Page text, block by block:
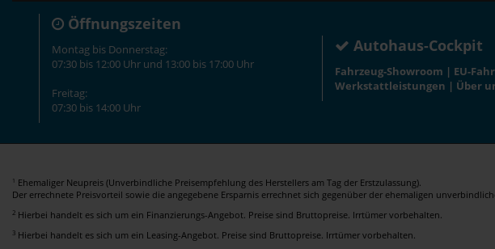
Öffnungszeiten
Montag bis Donnerstag:
07:30 bis 12:00 Uhr und 13:00 bis 17:00 Uhr
Freitag:
07:30 bis 14:00 Uhr
Autohaus-Cockpit
Fahrzeug-Showroom | EU-
Werkstattleistungen | Über
1 Ehemaliger Neupreis (Unverbindliche Preisempfehlung des Herstellers am Tag der Erstzulassung).
Der errechnete Preisvorteil sowie die angegebene Ersparnis errechnet sich gegenüber der ehemaligen
2 Hierbei handelt es sich um ein Finanzierungs-Angebot. Preise sind Bruttopreise. Irrtümer vorbehalten.
3 Hierbei handelt es sich um ein Leasing-Angebot. Preise sind Bruttopreise. Irrtümer vorbehalten.